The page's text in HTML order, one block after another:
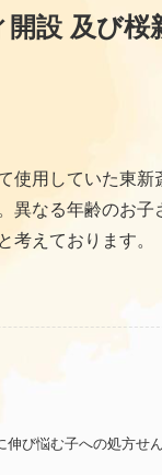
設 及び桜
使用していた東
異なる年齢のお
考えております。
伸び悩む子への処方せ